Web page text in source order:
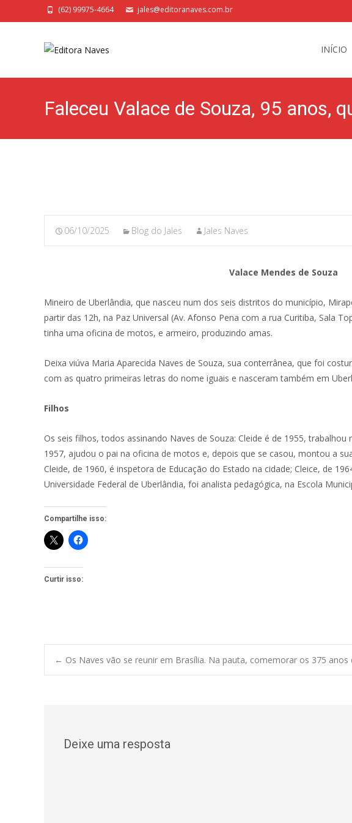
(62) 99975-4664 jales@editoranaves.com.br
INÍCIO
Faleceu Valace de Souza, 95 anos,
06/10/2025 Blog do Jales Jales Naves
Valace Mendes de Souza
Mineiro de Uberlândia, que nasceu num dos seis distritos do município,
partir das 12h, na Paz Universal (Av. Afonso Pena com a rua Curitiba, Sala
tinha uma oficina de motos, e armeiro, produzindo amas.
Deixa viúva Maria Aparecida Naves de Souza, sua conterrânea, que foi
com as quatro primeiras letras do nome iguais e nasceram também em
Filhos
Os seis filhos, todos assinando Naves de Souza: Cleide é de 1955,
1957, ajudou o pai na oficina de motos e, depois que se casou, montou a
Cleide, de 1960, é inspetora de Educação do Estado na cidade; Cleice, de
Universidade Federal de Uberlândia, foi analista pedagógica, na Escola
Compartilhe isso:
Curtir isso:
Post
← Os Naves vão se reunir em Brasília. Na pauta, comemorar os 375 anos
Deixe uma resposta